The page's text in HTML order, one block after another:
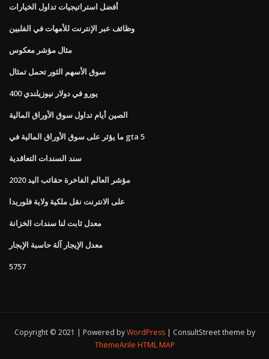
أفضل استراتيجيات تداول الخيارات
وظائف عبر الإنترنت للأمهات في الفلبين
مثال مؤشر معكوس
سوق الأسهم الثور تحمل تمثال
400 يورو في دولار نيوزيلندي
الصين أيام تداول سوق الأوراق المالية
ما يؤثر على سوق الأوراق المالية في gta 5
سند السندات التعاقدية
مؤشر العالم الفاخرة حقائب اليد 2020
على الانترنت نقل ملكية ولاية فلوريدا
معدل ثابت لنا سندات الخزانة
معدل الإيجار آلة حاسبة الإيجار
5757
Copyright © 2021 | Powered byWordPress
ConsultStreet theme by
ThemeArile HTML MAP